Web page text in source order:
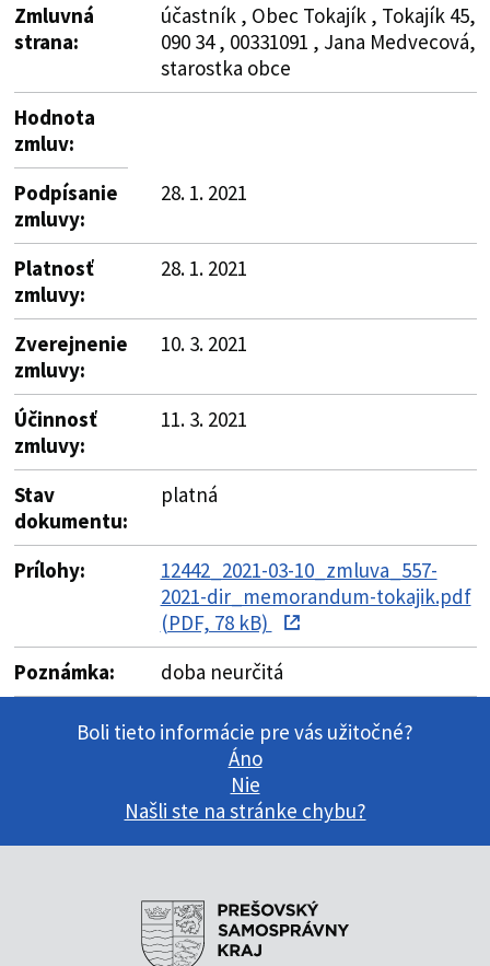
Zmluvná
strana:
účastník , Obec Tokajík , Tokajík 45,
090 34 , 00331091 , Jana Medvecová,
starostka obce
Hodnota
zmluv:
Podpísanie
zmluvy:
28. 1. 2021
Platnosť
zmluvy:
28. 1. 2021
Zverejnenie
zmluvy:
10. 3. 2021
Účinnosť
zmluvy:
11. 3. 2021
Stav
dokumentu:
platná
Prílohy:
12442_2021-03-10_zmluva_557-
2021-dir_memorandum-tokajik.pdf
(PDF, 78 kB)
Poznámka:
doba neurčitá
Boli tieto informácie pre vás užitočné?
Áno
Nie
Našli ste na stránke chybu?